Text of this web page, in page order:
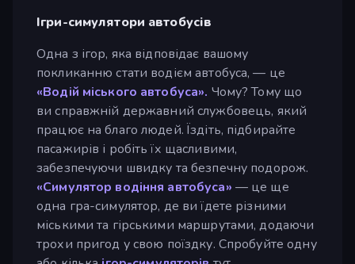
Ігри-симулятори автобусів
Одна з ігор, яка відповідає вашому
покликанню стати водієм автобуса, — це
«Водій міського автобуса». Чому? Тому що
ви справжній державний службовець, який
працює на благо людей. Їздіть, підбирайте
пасажирів і робіть їх щасливими,
забезпечуючи швидку та безпечну подорож.
«Симулятор водіння автобуса» — це ще
одна гра-симулятор, де ви їдете різними
міськими та гірськими маршрутами, додаючи
трохи пригод у свою поїздку. Спробуйте одну